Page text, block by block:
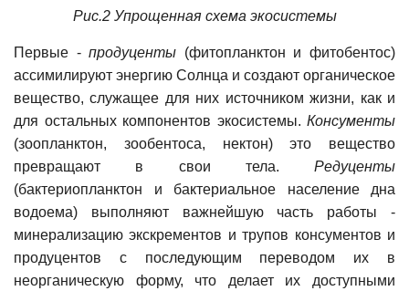
Рис.2 Упрощенная схема экосистемы
Первые -продуценты (фитопланктон и фитобентос)
ассимилируют энергию Солнца и создают органическое
вещество, служащее для них источником жизни, как и
для остальных компонентов экосистемы. Консументы
(зоопланктон, зообентоса, нектон) это вещество
превращают в свои тела. Редуценты
(бактериопланктон и бактериальное население дна
водоема) выполняют важнейшую часть работы -
минерализацию экскрементов и трупов консументов и
продуцентов с последующим переводом их в
неорганическую форму, что делает их доступными